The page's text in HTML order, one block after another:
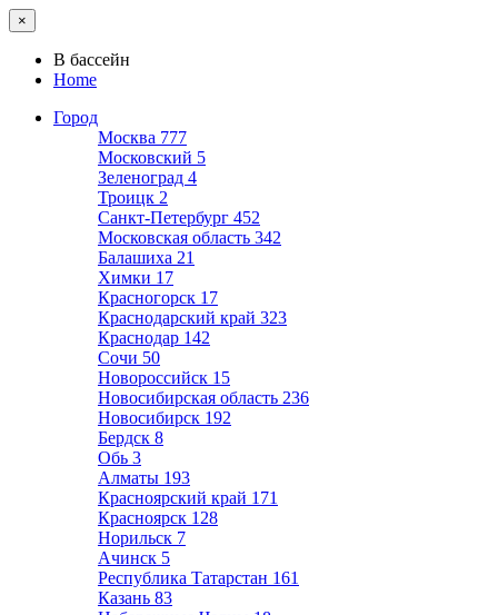
×
В бассейн
Home
Город
Москва 777
Московский 5
Зеленоград 4
Троицк 2
Санкт-Петербург 452
Московская область 342
Балашиха 21
Химки 17
Красногорск 17
Краснодарский край 323
Краснодар 142
Сочи 50
Новороссийск 15
Новосибирская область 236
Новосибирск 192
Бердск 8
Обь 3
Алматы 193
Красноярский край 171
Красноярск 128
Норильск 7
Ачинск 5
Республика Татарстан 161
Казань 83